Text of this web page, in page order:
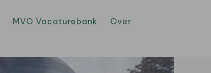
MVO Vacaturebank
Over